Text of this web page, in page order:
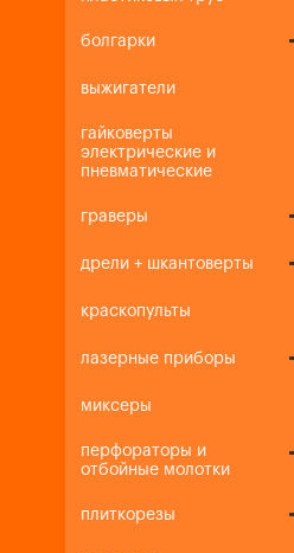
болгарки
выжигатели
гайковерты
электрические и
пневматические
граверы
дрели + шкантоверты
краскопульты
лазерные приборы
миксеры
перфораторы и
отбойные молотки
плиткорезы